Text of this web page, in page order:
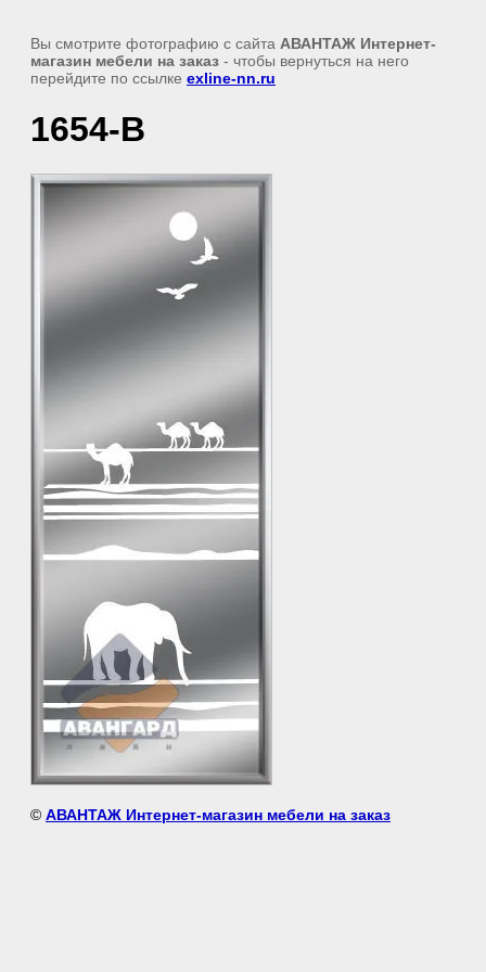
Вы смотрите фотографию с сайта АВАНТАЖ Интернет-
магазин мебели на заказ - чтобы вернуться на него
перейдите по ссылке exline-nn.ru
1654-В
© АВАНТАЖ Интернет-магазин мебели на заказ